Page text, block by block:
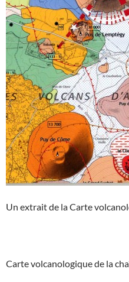
Un extrait de la Carte
Carte volcanologique de la